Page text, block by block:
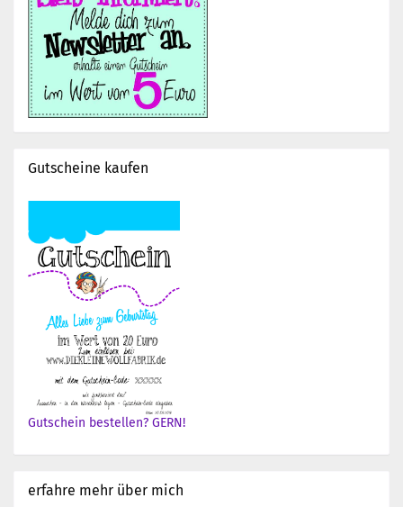
Gutscheine kaufen
Gutschein bestellen? GERN!
erfahre mehr über mich